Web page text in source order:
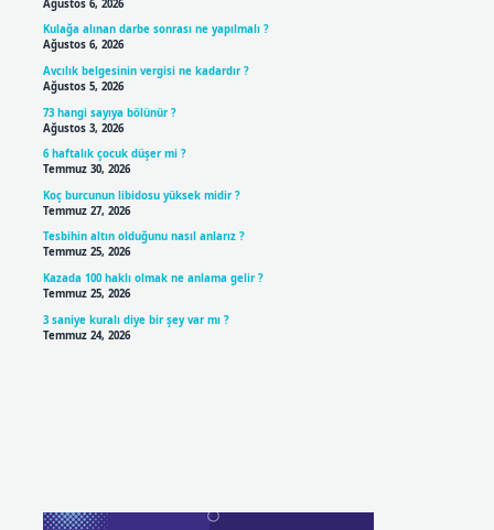
Ağustos 6, 2026
Kulağa alınan darbe sonrası ne yapılmalı ?
Ağustos 6, 2026
Avcılık belgesinin vergisi ne kadardır ?
Ağustos 5, 2026
73 hangi sayıya bölünür ?
Ağustos 3, 2026
6 haftalık çocuk düşer mi ?
Temmuz 30, 2026
Koç burcunun libidosu yüksek midir ?
Temmuz 27, 2026
Tesbihin altın olduğunu nasıl anlarız ?
Temmuz 25, 2026
Kazada 100 haklı olmak ne anlama gelir ?
Temmuz 25, 2026
3 saniye kuralı diye bir şey var mı ?
Temmuz 24, 2026